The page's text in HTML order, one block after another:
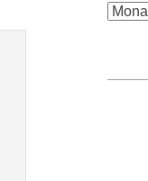
Archiv